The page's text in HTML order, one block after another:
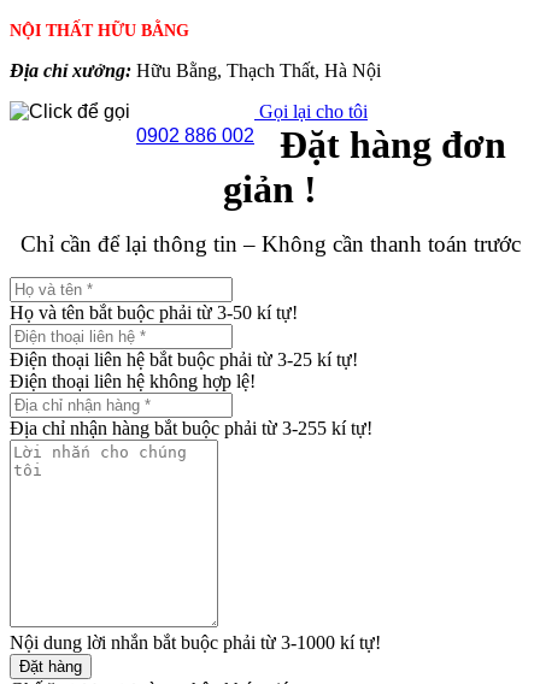
NỘI THẤT HỮU BẰNG
Địa chỉ xưởng: Hữu Bằng, Thạch Thất, Hà Nội
0902 886 002
Gọi lại cho tôi
Đặt hàng đơn
giản !
Chỉ cần để lại thông tin – Không cần thanh toán trước
Họ và tên bắt buộc phải từ 3-50 kí tự!
Điện thoại liên hệ bắt buộc phải từ 3-25 kí tự!
Điện thoại liên hệ không hợp lệ!
Địa chỉ nhận hàng bắt buộc phải từ 3-255 kí tự!
Nội dung lời nhắn bắt buộc phải từ 3-1000 kí tự!
Đặt hàng